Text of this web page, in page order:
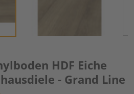
HDF Eiche
- Grand Line